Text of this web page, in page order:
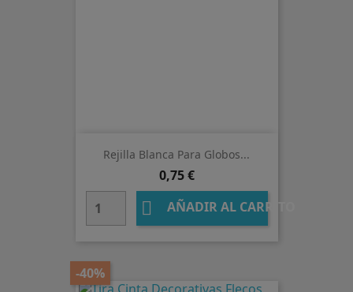
Rejilla Blanca Para Globos...
Precio
0,75 €
 AÑADIR AL CARRITO
-40%